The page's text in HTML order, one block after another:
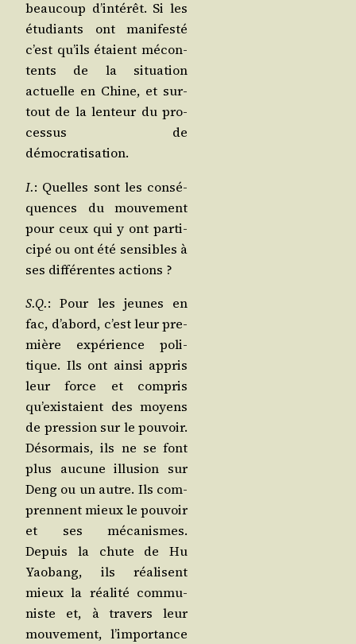
beau­coup d’in­té­rêt. Si les
étu­diants ont mani­fes­té
c’est qu’ils étaient mécon­
tents de la situa­tion
actuelle en Chine, et sur­
tout de la len­teur du pro­
ces­sus de
démocratisation.
I.: Quelles sont les consé­
quences du mou­ve­ment
pour ceux qui y ont par­ti­
ci­pé ou ont été sen­sibles à
ses dif­fé­rentes actions ?
S.Q.: Pour les jeunes en
fac, d’a­bord, c’est leur pre­
mière expé­rience poli­
tique. Ils ont ain­si appris
leur force et com­pris
qu’exis­taient des moyens
de pres­sion sur le pou­voir.
Désor­mais, ils ne se font
plus aucune illu­sion sur
Deng ou un autre. Ils com­
prennent mieux le pou­voir
et ses méca­nismes.
Depuis la chute de Hu
Yao­bang, ils réa­lisent
mieux la réa­li­té com­mu­
niste et, à tra­vers leur
mou­ve­ment, l’im­por­tance